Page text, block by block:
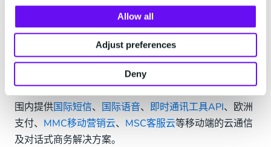
Allow all
Adjust preferences
Deny
升级，光做好以上这些还远远不够。将跨境电商放于更
长的时间维度来看，中国品牌出海的未来无疑是全球
化、全品类、全渠道、一体化的。在营销端口，企业应
重视打通全渠道、聚集全域数据及精准营销这三大“基
石”，才能行的更远、走的更稳。CM.com作为技术驱动
型的对话式商务解决方案服务商，致力为企业在全球范
围内提供国际短信、 国际语音、 即时通讯工具API、欧洲
支付、 MMC移动营销云、 MSC客服云等移动端的云通信
及对话式商务解决方案。